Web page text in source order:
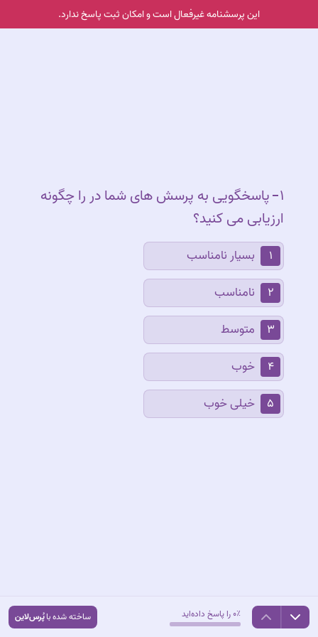
این پرسشنامه غیر‌فعال است و امکان ثبت پاسخ ندارد.
۱ پاسخگویی به پرسش های شما در را چگونه
ارزیابی می کنید؟
۱ بسیار نامناسب
۲ نامناسب
۳ متوسط
۴ خوب
۵ خیلی خوب
۰٪ را پاسخ داده‌اید ساخته شده باپُرس‌لاین